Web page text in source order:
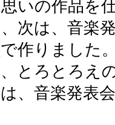
いの作品を
次は、音楽
作りました
とろとろえ
、音楽発表